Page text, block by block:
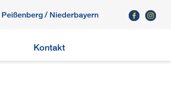
Peißenberg/ Niederbayern
Kontakt